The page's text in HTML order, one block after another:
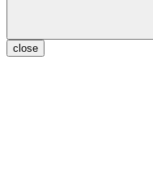
close